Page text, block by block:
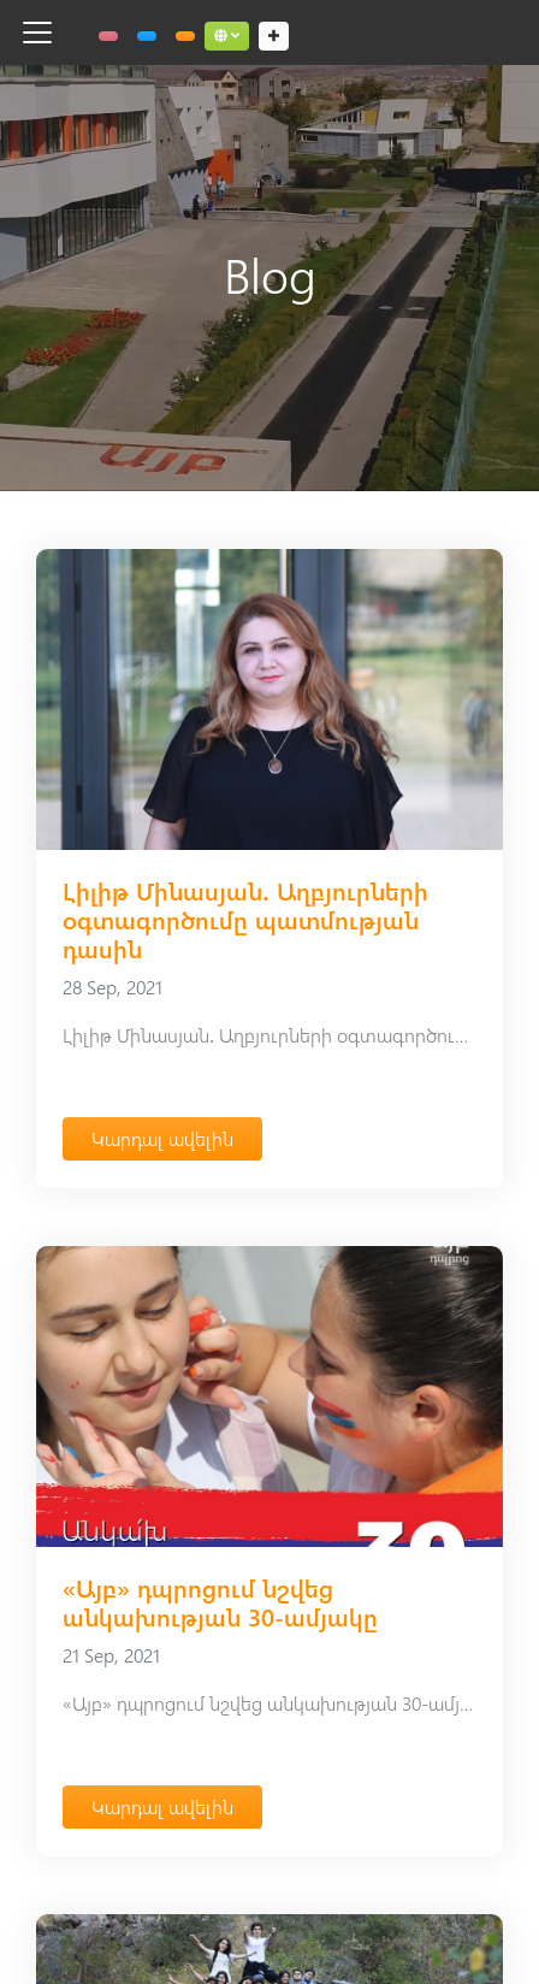
Toggle navigation Social links dropdown button
Blog
Լիլիթ Մինասյան․ Աղբյուրների
օգտագործումը պատմության
դասին
28 Sep, 2021
Լիլիթ Մինասյան․ Աղբյուրների օգտագործումը պատմության դասին
Կարդալ ավելին
«Այբ» դպրոցում նշվեց
անկախության 30-ամյակը
21 Sep, 2021
«Այբ» դպրոցում նշվեց անկախության 30-ամյակը
Կարդալ ավելին